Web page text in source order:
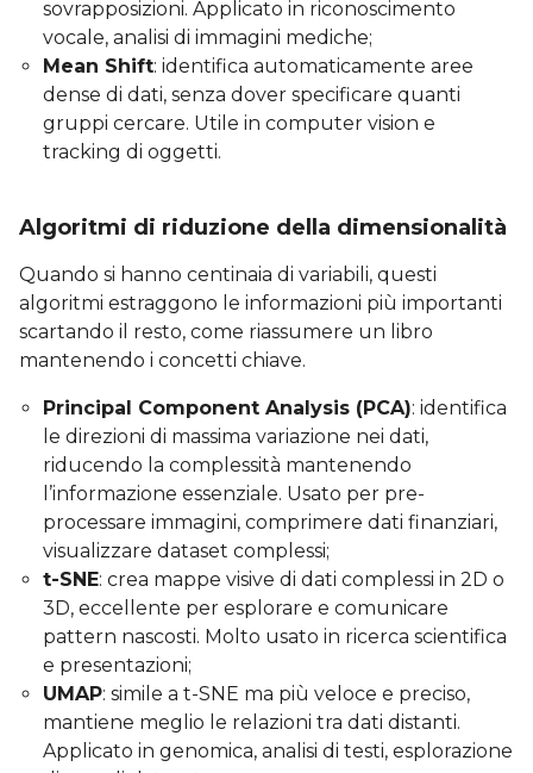
sovrapposizioni. Applicato in riconoscimento
vocale, analisi di immagini mediche;
Mean Shift: identifica automaticamente aree
dense di dati, senza dover specificare quanti
gruppi cercare. Utile in computer vision e
tracking di oggetti.
Algoritmi di riduzione della dimensionalità
Quando si hanno centinaia di variabili, questi
algoritmi estraggono le informazioni più importanti
scartando il resto, come riassumere un libro
mantenendo i concetti chiave.
Principal Component Analysis (PCA): identifica
le direzioni di massima variazione nei dati,
riducendo la complessità mantenendo
l’informazione essenziale. Usato per pre-
processare immagini, comprimere dati finanziari,
visualizzare dataset complessi;
t-SNE: crea mappe visive di dati complessi in 2D o
3D, eccellente per esplorare e comunicare
pattern nascosti. Molto usato in ricerca scientifica
e presentazioni;
UMAP: simile a t-SNE ma più veloce e preciso,
mantiene meglio le relazioni tra dati distanti.
Applicato in genomica, analisi di testi, esplorazione